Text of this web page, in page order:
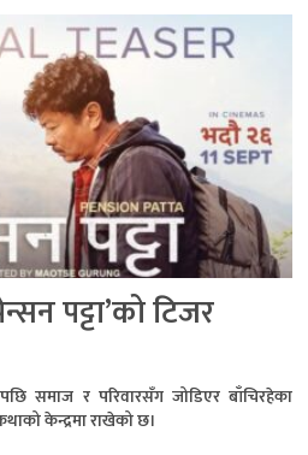
पट्टा’को टिजर
समाज र परिवारसँग जोडिएर बाँचिरहेका
केन्द्रमा राखेको छ।